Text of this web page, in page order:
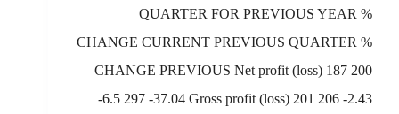
QUARTER FOR PREVIOUS YEAR %
CHANGE CURRENT PREVIOUS QUARTER %
CHANGE PREVIOUS Net profit (loss) 187 200
-6.5 297 -37.04 Gross profit (loss) 201 206 -2.43